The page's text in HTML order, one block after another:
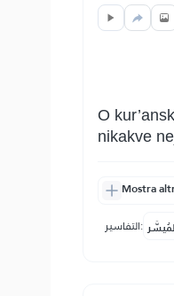
O
nikakve
Mostra
التفاسير: